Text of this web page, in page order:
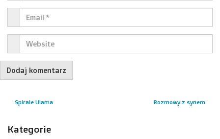
Rozmowy z synem
Spirale Ulama
Kategorie